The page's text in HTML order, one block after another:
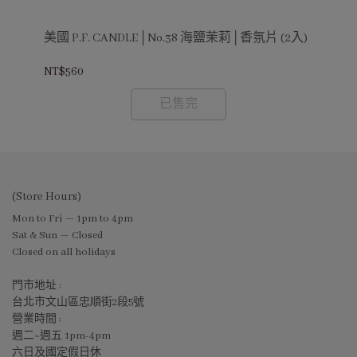
美國 P.F. CANDLE│No.38 海鹽茉莉│香氛片 (2入)
NT$560
已售完
(Store Hours)
Mon to Fri — 1pm to 4pm
Sat & Sun — Closed
Closed on all holidays
門市地址 :
台北市文山區忠順街2段5號
營業時間 :
週二~週五 1pm-4pm
六日及國定假日休